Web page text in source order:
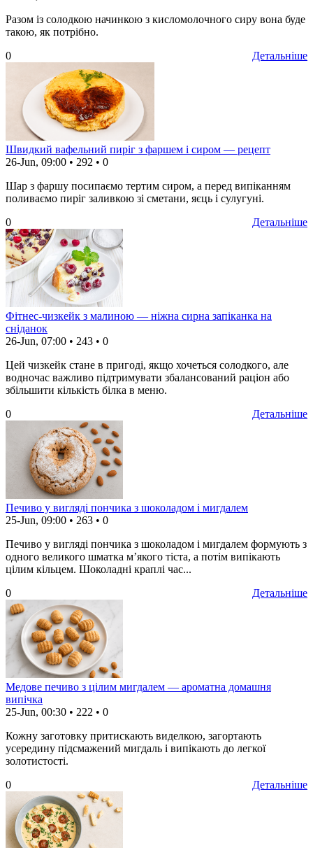
Разом із солодкою начинкою з кисломолочного сиру вона буде
такою, як потрібно.
Детальніше
0
Швидкий вафельний пиріг з фаршем і сиром — рецепт
26-Jun, 09:00 • 292 • 0
Шар з фаршу посипаємо тертим сиром, а перед випіканням
поливаємо пиріг заливкою зі сметани, яєць і сулугуні.
Детальніше
0
Фітнес-чизкейк з малиною — ніжна сирна запіканка на
сніданок
26-Jun, 07:00 • 243 • 0
Цей чизкейк стане в пригоді, якщо хочеться солодкого, але
водночас важливо підтримувати збалансований раціон або
збільшити кількість білка в меню.
Детальніше
0
Печиво у вигляді пончика з шоколадом і мигдалем
25-Jun, 09:00 • 263 • 0
Печиво у вигляді пончика з шоколадом і мигдалем формують з
одного великого шматка м’якого тіста, а потім випікають
цілим кільцем. Шоколадні краплі час...
Детальніше
0
Медове печиво з цілим мигдалем — ароматна домашня
випічка
25-Jun, 00:30 • 222 • 0
Кожну заготовку притискають виделкою, загортають
усередину підсмажений мигдаль і випікають до легкої
золотистості.
Детальніше
0